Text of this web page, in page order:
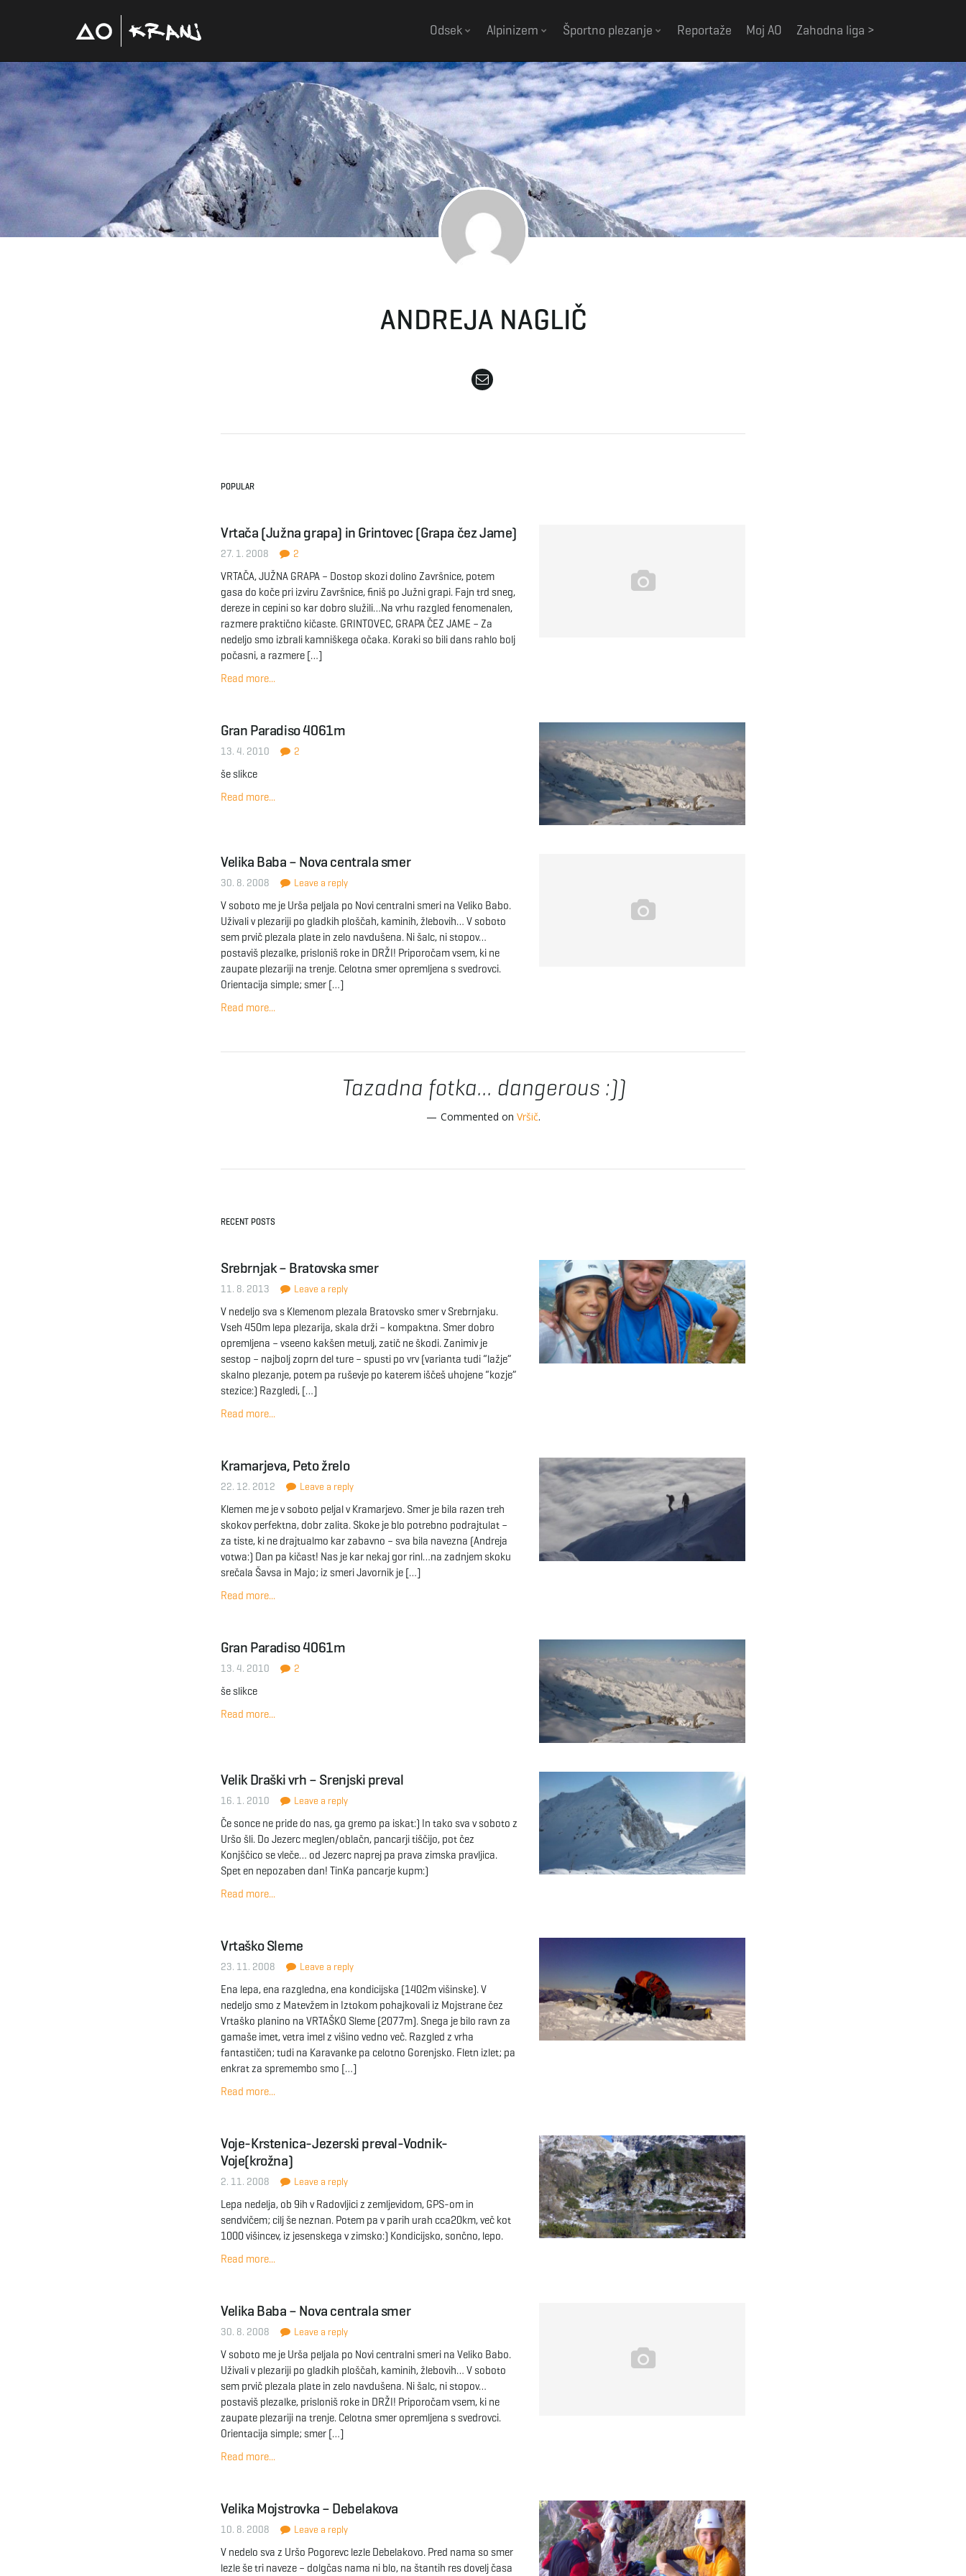
Odsek Alpinizem Športno plezanje Reportaže Moj AO Zahodna liga >
ANDREJA NAGLIČ
POPULAR
Vrtača (Južna grapa) in Grintovec (Grapa čez Jame)
27. 1. 2008 2
VRTAČA, JUŽNA GRAPA – Dostop skozi dolino Završnice, potem
gasa do koče pri izviru Završnice, finiš po Južni grapi. Fajn trd sneg,
dereze in cepini so kar dobro služili…Na vrhu razgled fenomenalen,
razmere praktično kičaste. GRINTOVEC, GRAPA ČEZ JAME – Za
nedeljo smo izbrali kamniškega očaka. Koraki so bili dans rahlo bolj
počasni, a razmere […]
Read more...
Gran Paradiso 4061m
13. 4. 2010 2
še slikce
Read more...
Velika Baba – Nova centrala smer
30. 8. 2008 Leave a reply
V soboto me je Urša peljala po Novi centralni smeri na Veliko Babo.
Uživali v plezariji po gladkih ploščah, kaminih, žlebovih… V soboto
sem prvič plezala plate in zelo navdušena. Ni šalc, ni stopov…
postaviš plezalke, prisloniš roke in DRŽI! Priporočam vsem, ki ne
zaupate plezariji na trenje. Celotna smer opremljena s svedrovci.
Orientacija simple; smer […]
Read more...
Tazadna fotka... dangerous :))
Commented on Vršič.
RECENT POSTS
Srebrnjak – Bratovska smer
11. 8. 2013 Leave a reply
V nedeljo sva s Klemenom plezala Bratovsko smer v Srebrnjaku.
Vseh 450m lepa plezarija, skala drži – kompaktna. Smer dobro
opremljena – vseeno kakšen metulj, zatič ne škodi. Zanimiv je
sestop – najbolj zoprn del ture – spusti po vrv (varianta tudi “lažje”
skalno plezanje, potem pa ruševje po katerem iščeš uhojene “kozje”
stezice:) Razgledi, […]
Read more...
Kramarjeva, Peto žrelo
22. 12. 2012 Leave a reply
Klemen me je v soboto peljal v Kramarjevo. Smer je bila razen treh
skokov perfektna, dobr zalita. Skoke je blo potrebno podrajtulat –
za tiste, ki ne drajtualmo kar zabavno – sva bila navezna (Andreja
votwa:) Dan pa kičast! Nas je kar nekaj gor rinl…na zadnjem skoku
srečala Šavsa in Majo; iz smeri Javornik je […]
Read more...
Gran Paradiso 4061m
13. 4. 2010 2
še slikce
Read more...
Velik Draški vrh – Srenjski preval
16. 1. 2010 Leave a reply
Če sonce ne pride do nas, ga gremo pa iskat:) In tako sva v soboto z
Uršo šli. Do Jezerc meglen/oblačn, pancarji tiščijo, pot čez
Konjščico se vleče… od Jezerc naprej pa prava zimska pravljica.
Spet en nepozaben dan! TinKa pancarje kupm:)
Read more...
Vrtaško Sleme
23. 11. 2008 Leave a reply
Ena lepa, ena razgledna, ena kondicijska (1402m višinske). V
nedeljo smo z Matevžem in Iztokom pohajkovali iz Mojstrane čez
Vrtaško planino na VRTAŠKO Sleme (2077m). Snega je bilo ravn za
gamaše imet, vetra imel z višino vedno več. Razgled z vrha
fantastičen; tudi na Karavanke pa celotno Gorenjsko. Fletn izlet; pa
enkrat za spremembo smo […]
Read more...
Voje-Krstenica-Jezerski preval-Vodnik-
Voje(krožna)
2. 11. 2008 Leave a reply
Lepa nedelja, ob 9ih v Radovljici z zemljevidom, GPS-om in
sendvičem; cilj še neznan. Potem pa v parih urah cca20km, več kot
1000 višincev, iz jesenskega v zimsko:) Kondicijsko, sončno, lepo.
Read more...
Velika Baba – Nova centrala smer
30. 8. 2008 Leave a reply
V soboto me je Urša peljala po Novi centralni smeri na Veliko Babo.
Uživali v plezariji po gladkih ploščah, kaminih, žlebovih… V soboto
sem prvič plezala plate in zelo navdušena. Ni šalc, ni stopov…
postaviš plezalke, prisloniš roke in DRŽI! Priporočam vsem, ki ne
zaupate plezariji na trenje. Celotna smer opremljena s svedrovci.
Orientacija simple; smer […]
Read more...
Velika Mojstrovka – Debelakova
10. 8. 2008 Leave a reply
V nedelo sva z Uršo Pogorevc lezle Debelakovo. Pred nama so smer
lezle še tri naveze – dolgčas nama ni blo, na štantih res dovelj časa